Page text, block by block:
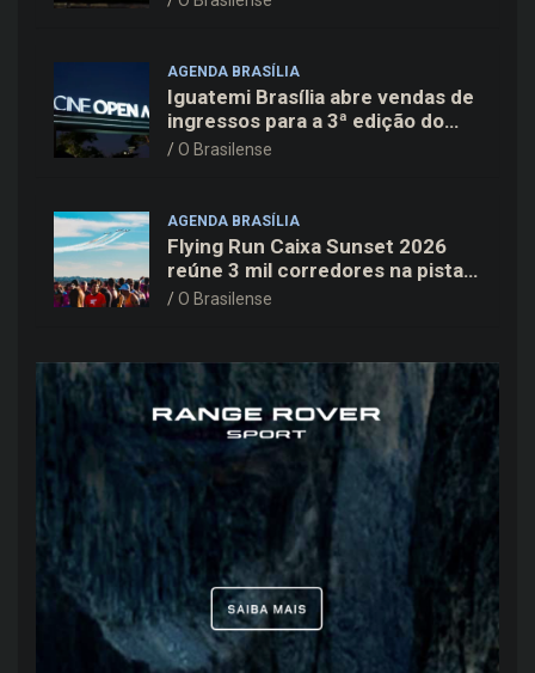
AGENDA BRASÍLIA
Iguatemi Brasília abre vendas de
ingressos para a 3ª edição do
Cine Open Air
O Brasilense
AGENDA BRASÍLIA
Flying Run Caixa Sunset 2026
reúne 3 mil corredores na pista
do Aeroporto de Brasília neste
O Brasilense